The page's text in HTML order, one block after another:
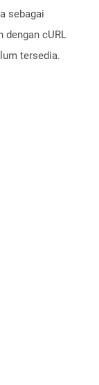
sebagai
dengan cURL
tersedia.